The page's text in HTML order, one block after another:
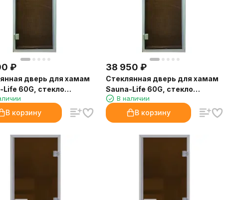
₽
дверь для хамам
Life 60G, стекло
80x200 см.
В корзину
38 950 ₽
Стеклянная дверь для хамам
Sauna-Life 60G, стекло
бронза, 80x210 см.
В наличии
В корзину